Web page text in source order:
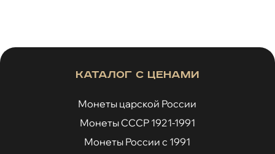
Каталог с ценами
Монеты царской России
Монеты СССР 1921-1991
Монеты России с 1991